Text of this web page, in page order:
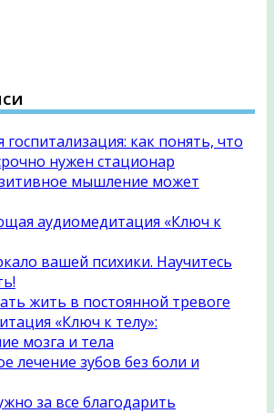
госпитализация: как понять, что
нужен стационар
мышление может
аудиомедитация «Ключ к
вашей психики. Научитесь
жить в постоянной тревоге
«Ключ к телу»:
мозга и тела
лечение зубов без боли и
за все благодарить